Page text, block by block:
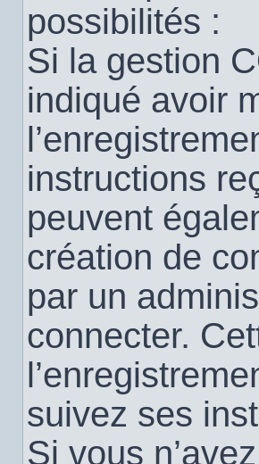
possibilités :
Si la gestion
indiqué avoir
instructions
peuvent
création de
par un
connecter.
suivez ses
Si vous